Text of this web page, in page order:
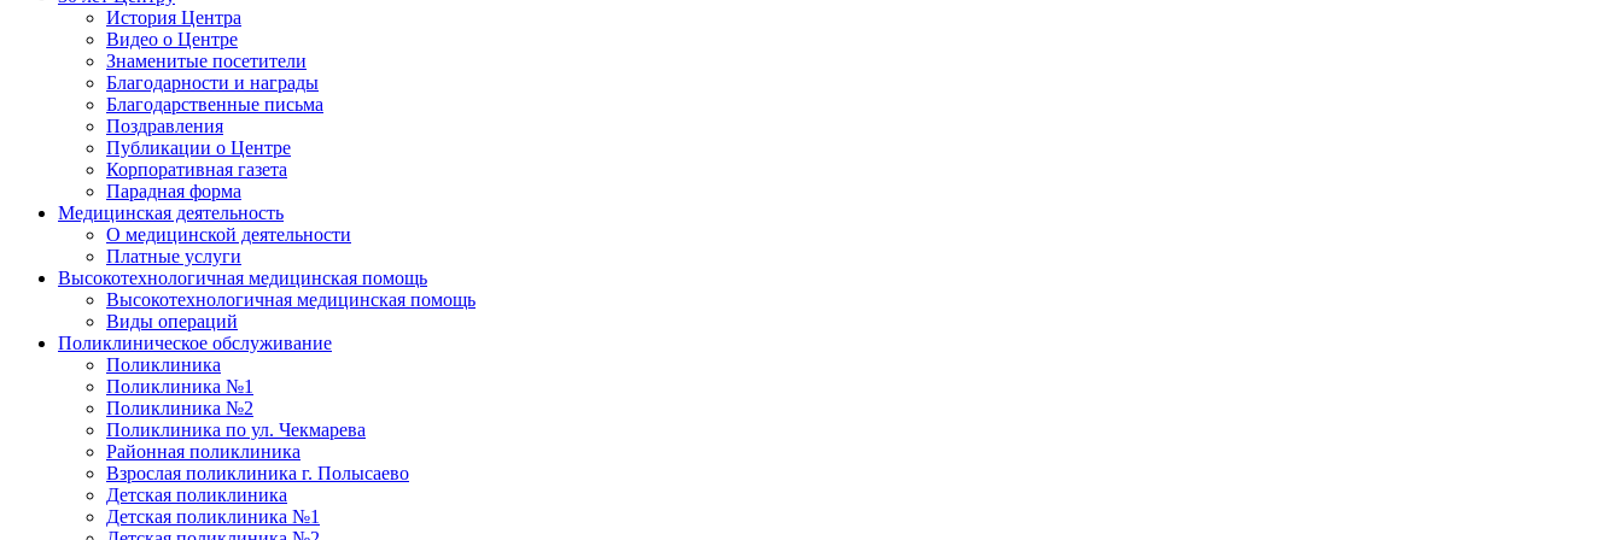
История Центра
Видео о Центре
Знаменитые посетители
Благодарности и награды
Благодарственные письма
Поздравления
Публикации о Центре
Корпоративная газета
Парадная форма
Медицинская деятельность
О медицинской деятельности
Платные услуги
Высокотехнологичная медицинская помощь
Высокотехнологичная медицинская помощь
Виды операций
Поликлиническое обслуживание
Поликлиника
Поликлиника №1
Поликлиника №2
Поликлиника по ул. Чекмарева
Районная поликлиника
Взрослая поликлиника г. Полысаево
Детская поликлиника
Детская поликлиника №1